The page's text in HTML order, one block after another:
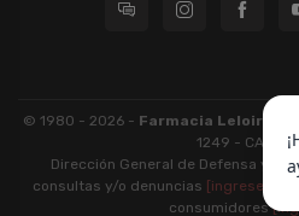
© 1980 - 2026 - Farmacia Leloir
1249 - CABA -
Dirección General de Defensa y
consultas y/o denuncias [ingrese aquí]
consumidores